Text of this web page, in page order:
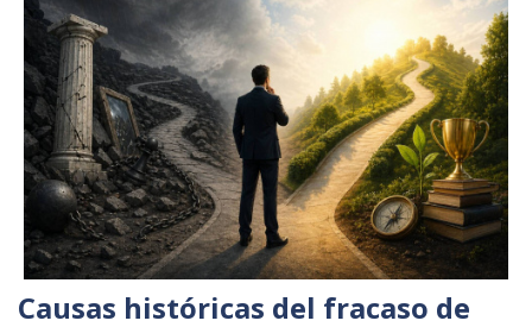
Causas históricas del fracaso de